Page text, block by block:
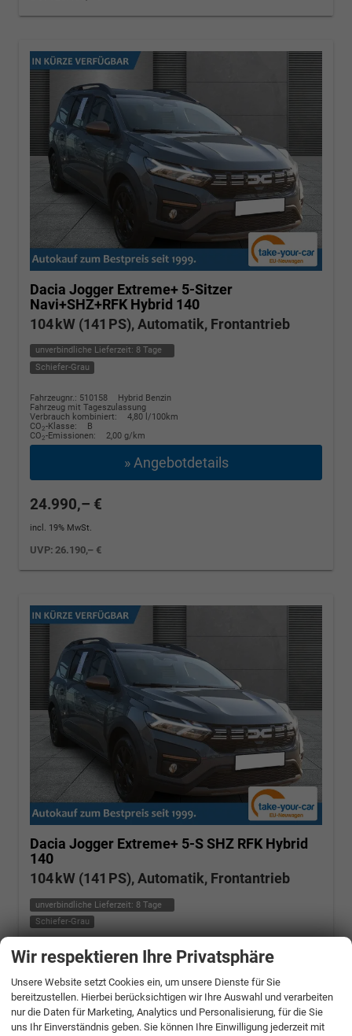
Dacia Jogger Extreme+ 5-Sitzer
Navi+SHZ+RFK Hybrid 140
104 kW (141 PS), Automatik, Frontantrieb
unverbindliche Lieferzeit: 8 Tage
Schiefer-Grau
Fahrzeugnr.: 510158
Hybrid Benzin
Fahrzeug mit Tageszulassung
Verbrauch kombiniert:
4,80 l/100km
CO2-Klasse:
B
CO2-Emissionen: 2,00 g/km
» Angebotdetails
24.990,– €
incl. 19% MwSt.
UVP:26.190,– €
Dacia Jogger Extreme+ 5-S SHZ RFK Hybrid
140
104 kW (141 PS), Automatik, Frontantrieb
unverbindliche Lieferzeit: 8 Tage
Schiefer-Grau
Fahrzeugnr.: 510160
Hybrid Benzin
Fahrzeug mit Tageszulassung
CO2-Klasse:
C
» Angebotdetails
Wir respektieren Ihre Privatsphäre
Unsere Website setzt Cookies ein, um unsere Dienste für Sie
bereitzustellen. Hierbei berücksichtigen wir Ihre Auswahl und verarbeiten
nur die Daten für Marketing, Analytics und Personalisierung, für die Sie
uns Ihr Einverständnis geben. Sie können Ihre Einwilligung jederzeit mit